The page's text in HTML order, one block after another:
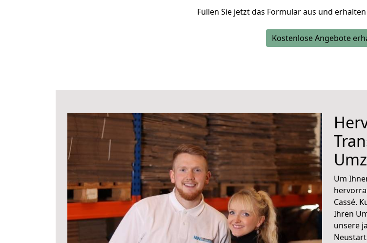
Füllen Sie jetzt das Formular aus und
Kostenlose Angebote
Um
Cassé.
Ihren
unsere